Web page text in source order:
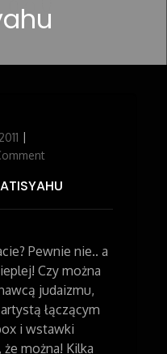
Pewnie nie.. a
Czy można
judaizmu,
łączącym
i wstawki
można! Kilka